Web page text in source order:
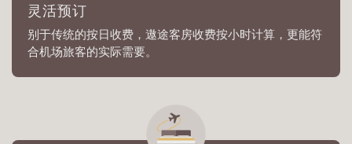
灵活预订
别于传统的按日收费，遨途客房收费按小时计算，更能符
合机场旅客的实际需要。